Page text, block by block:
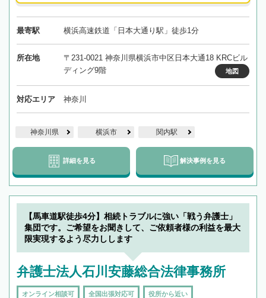
最寄駅 横浜高速鉄道「日本大通り駅」徒歩1分
所在地
〒231-0021 神奈川県横浜市中区日本大通18 KRCビル
ディング9階
地図
対応エリア 神奈川
神奈川県 横浜市 関内駅
詳細を見る 解決事例を見る
【馬車道駅徒歩4分】相続トラブルに強い「戦う弁護士」
集団です。ご希望をお聞きして、ご依頼者様の利益を最大
限実現するよう尽力しします
弁護士法人石川安藤総合法律事務所
オンライン相談可 全国出張対応可 役所から近い